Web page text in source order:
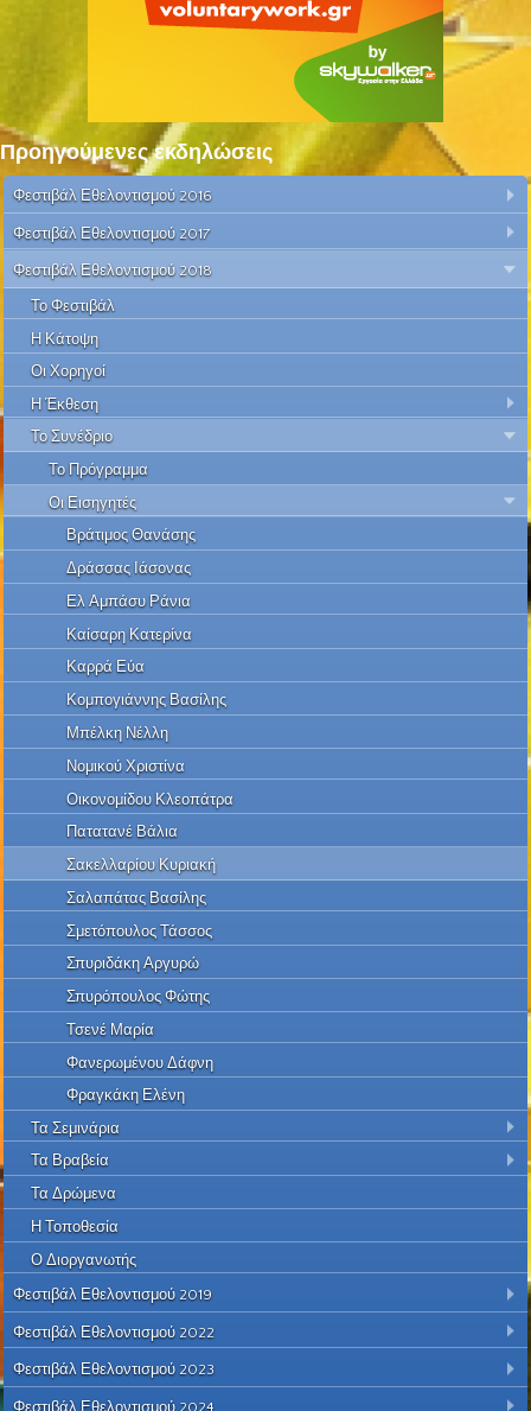
Προηγούμενες εκδηλώσεις
Φεστιβάλ Εθελοντισμού 2016
Φεστιβάλ Εθελοντισμού 2017
Φεστιβάλ Εθελοντισμού 2018
Το Φεστιβάλ
Η Κάτοψη
Οι Χορηγοί
Η Έκθεση
Το Συνέδριο
Το Πρόγραμμα
Οι Εισηγητές
Βράτιμος Θανάσης
Δράσσας Ιάσονας
Ελ Αμπάσυ Ράνια
Καίσαρη Κατερίνα
Καρρά Εύα
Κομπογιάννης Βασίλης
Μπέλκη Νέλλη
Νομικού Χριστίνα
Οικονομίδου Κλεοπάτρα
Πατατανέ Βάλια
Σακελλαρίου Κυριακή
Σαλαπάτας Βασίλης
Σμετόπουλος Τάσσος
Σπυριδάκη Αργυρώ
Σπυρόπουλος Φώτης
Τσενέ Μαρία
Φανερωμένου Δάφνη
Φραγκάκη Ελένη
Τα Σεμινάρια
Τα Βραβεία
Τα Δρώμενα
Η Τοποθεσία
Ο Διοργανωτής
Φεστιβάλ Εθελοντισμού 2019
Φεστιβάλ Εθελοντισμού 2022
Φεστιβάλ Εθελοντισμού 2023
Φεστιβάλ Εθελοντισμού 2024